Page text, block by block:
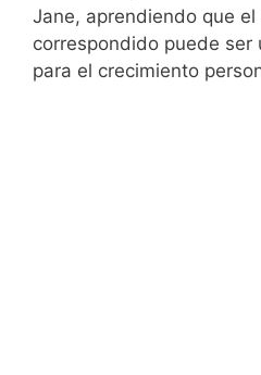
Jane, aprendiendo que el
correspondido puede ser
para el crecimiento